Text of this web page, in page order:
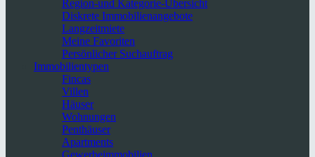
Region-und Kategorie-Übersicht
Diskrete Immobilienangebote
Langzeitmiete
Meine Favoriten
Persönlicher Suchauftrag
Immobilientypen
Fincas
Villen
Häuser
Wohnungen
Penthäuser
Apartments
Gewerbeimmobilien